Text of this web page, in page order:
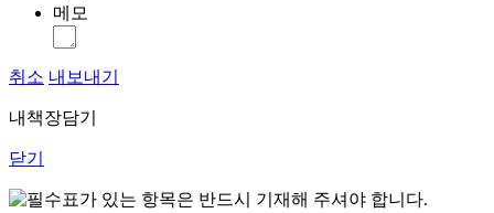
메모
취소 내보내기
내책장담기
닫기
표가 있는 항목은 반드시 기재해 주셔야 합니다.